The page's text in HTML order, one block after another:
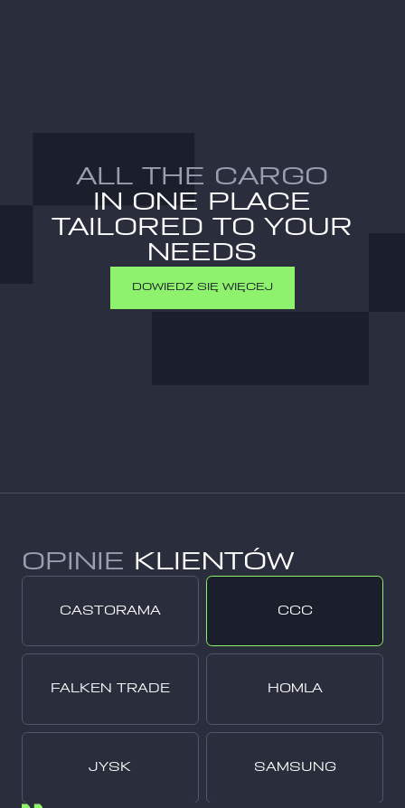
ALL THE CARGO
IN ONE PLACE
TAILORED TO YOUR
NEEDS
DOWIEDZ SIĘ WIĘCEJ
OPINIE KLIENTÓW
CASTORAMA CCC
FALKEN TRADE HOMLA
JYSK SAMSUNG